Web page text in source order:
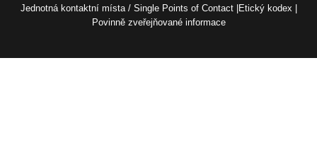
Jednotná kontaktní místa / Single Points of Contact Etický kodex
Povinně zveřejňované informace